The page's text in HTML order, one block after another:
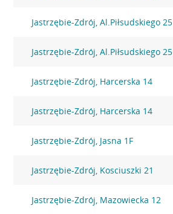
Jastrzębie-Zdrój, Al.Piłsudskiego 25
Jastrzębie-Zdrój, Al.Piłsudskiego 25
Jastrzębie-Zdrój, Harcerska 14
Jastrzębie-Zdrój, Harcerska 14
Jastrzębie-Zdrój, Jasna 1F
Jastrzębie-Zdrój, Kosciuszki 21
Jastrzębie-Zdrój, Mazowiecka 12